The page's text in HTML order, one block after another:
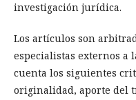
investigación jurídica.
Los artículos son
especialistas externos
cuenta los siguientes
originalidad, aporte del